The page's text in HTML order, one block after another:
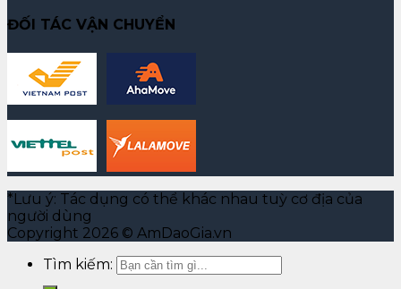
ĐỐI TÁC VẬN CHUYỂN
*Lưu ý: Tác dụng có thể khác nhau tuỳ cơ địa của
người dùng
Copyright 2026 © AmDaoGia.vn
Tìm kiếm: